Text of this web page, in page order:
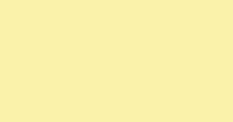
задумался о чём-то. Мы так и не
Вечный шум ламп не давал нам
здесь...вместе... но потеряны...
чём я мечтал всю свою жизнь: Нам
исследовать то, что никто до нас
исследовал. Место, полное разных
то, во что невозможно поверить,
этим это место поражает своей